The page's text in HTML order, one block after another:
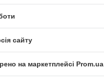
сайту
на маркетплейсі Prom.ua